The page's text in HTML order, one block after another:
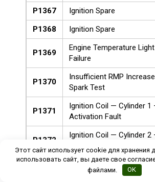
P1367
Ignition Spare
P1368
Ignition Spare
P1369
Engine Temperature
Failure
P1370
Insufficient RMP
Spark Test
P1371
Ignition Coil — Cylinder 1
Activation Fault
P1372
Ignition Coil — Cylinder 2
Activation Fault
Ignition Coil — Cylinder 3
Activation Fault
Этот сайт использует cookie для
использовать сайт, вы даете свое
файлами.
OK